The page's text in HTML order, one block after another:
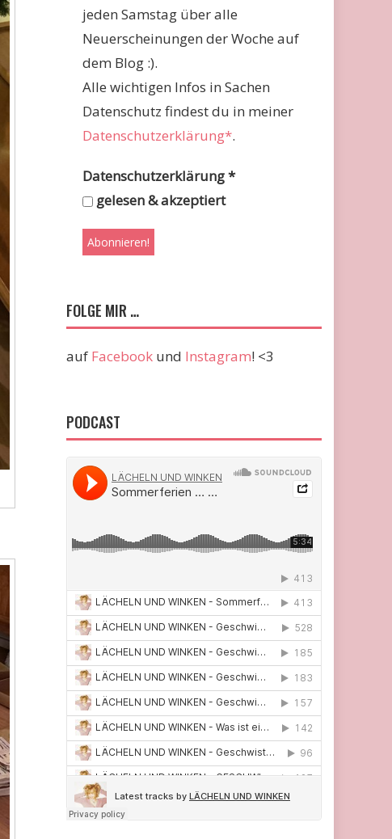
jeden Samstag über alle
Neuerscheinungen der Woche auf
dem Blog :).
Alle wichtigen Infos in Sachen
Datenschutz findest du in meiner
Datenschutzerklärung*.
Datenschutzerklärung*
gelesen & akzeptiert
FOLGE MIR …
auf Facebook und Instagram! <3
PODCAST